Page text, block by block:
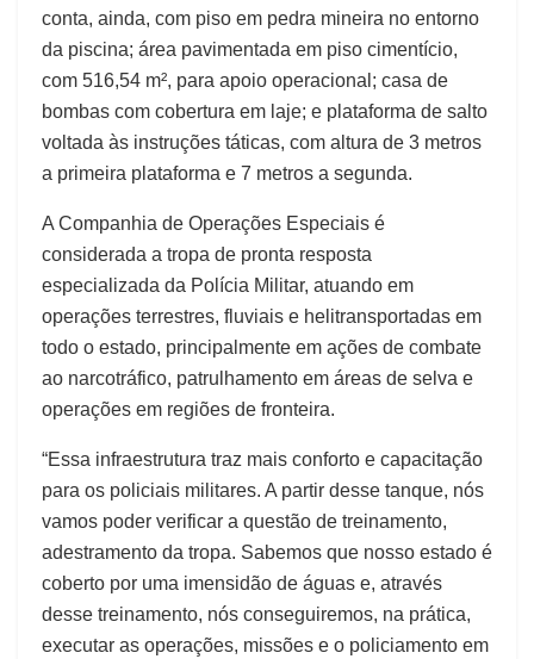
conta, ainda, com piso em pedra mineira no entorno
da piscina; área pavimentada em piso cimentício,
com 516,54 m², para apoio operacional; casa de
bombas com cobertura em laje; e plataforma de salto
voltada às instruções táticas, com altura de 3 metros
a primeira plataforma e 7 metros a segunda.
A Companhia de Operações Especiais é
considerada a tropa de pronta resposta
especializada da Polícia Militar, atuando em
operações terrestres, fluviais e helitransportadas em
todo o estado, principalmente em ações de combate
ao narcotráfico, patrulhamento em áreas de selva e
operações em regiões de fronteira.
“Essa infraestrutura traz mais conforto e capacitação
para os policiais militares. A partir desse tanque, nós
vamos poder verificar a questão de treinamento,
adestramento da tropa. Sabemos que nosso estado é
coberto por uma imensidão de águas e, através
desse treinamento, nós conseguiremos, na prática,
executar as operações, missões e o policiamento em